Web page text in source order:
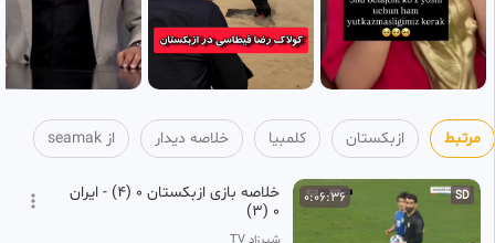
مرتبط ازبکستان کلمبیا خلاصه دیدار از seamak
SD
0:06:36
خلاصه بازی ازبکستان 0 (4) - ایران
0 (3)